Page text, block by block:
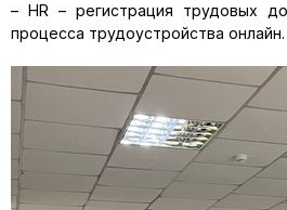
– HR – регистрация трудовых
процесса трудоустройства онлайн.